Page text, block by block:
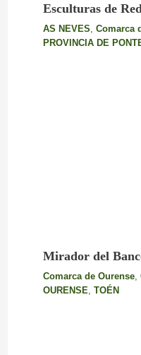
Esculturas de
AS NEVES Comarca
PROVINCIA DE
Mirador del
Comarca de Ourense,
OURENSE, TOÉN